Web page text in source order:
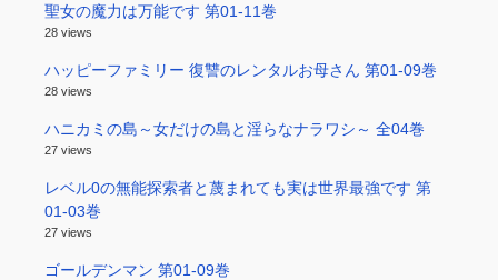
聖女の魔力は万能です 第01-11巻
28 views
ハッピーファミリー 復讐のレンタルお母さん 第01-09巻
28 views
ハニカミの島～女だけの島と淫らなナラワシ～ 全04巻
27 views
レベル0の無能探索者と蔑まれても実は世界最強です 第
01-03巻
27 views
ゴールデンマン 第01-09巻